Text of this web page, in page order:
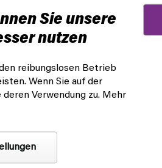
Sie unsere
nutzen
reibungslosen Betrieb
Wenn Sie auf der
Verwendung zu. Mehr
(EMAX)